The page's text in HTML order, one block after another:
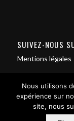
SUIVEZ-NOUS
Mentions légales
Nous utilisons
expérience sur
site, nous